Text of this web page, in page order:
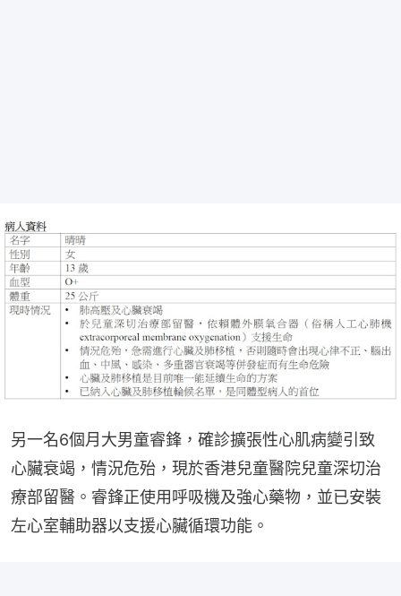
另一名6個月大男童睿鋒，確診擴張性心肌病變引致
心臟衰竭，情況危殆，現於香港兒童醫院兒童深切治
療部留醫。睿鋒正使用呼吸機及強心藥物，並已安裝
左心室輔助器以支援心臟循環功能。